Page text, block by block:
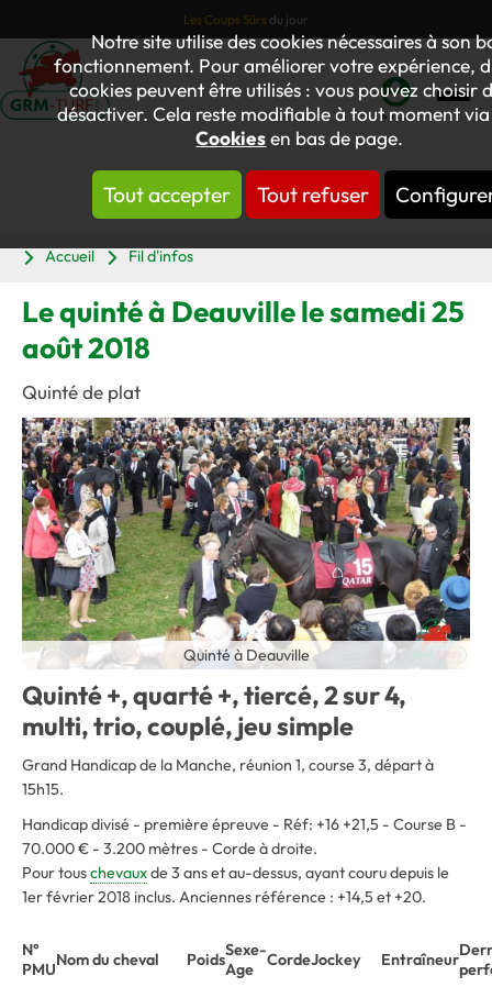
Notre site utilise des cookies nécessaires à son
fonctionnement. Pour améliorer votre expérience,
cookies peuvent être utilisés : vous pouvez choisir
désactiver. Cela reste modifiable à tout moment
Cookiesen bas de page.
Tout accepter Tout refuser
Les Coups Sûrs du jour
Mon
compte
Accueil
Fil d'infos
Le quinté à Deauville le samedi 25
août 2018
Quinté de plat
Quinté à Deauville
Quinté +, quarté +, tiercé, 2 sur 4,
multi, trio, couplé, jeu simple
Grand Handicap de la Manche, réunion 1, course 3, départ à
15h15.
Handicap divisé - première épreuve - Réf: +16 +21,5 - Course B -
70.000 € - 3.200 mètres - Corde à droite.
Pour touschevauxde 3 ans et au-dessus, ayant couru depuis le
1er février 2018 inclus. Anciennes référence : +14,5 et +20.
N°
PMUNom du cheval PoidsSexe-
Age
CordeJockey Entraîneur